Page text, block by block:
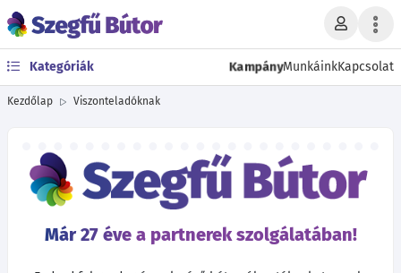
Kategóriák KampányMunkáinkKapcsolat
Kezdőlap Viszonteladóknak
Már 27 éve a partnerek szolgálatában!